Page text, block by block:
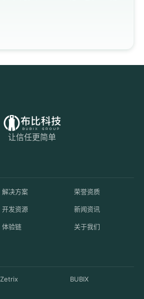
让信任更简单
解决方案
开发资源
体验链
荣誉资质
新闻资讯
关于我们
Zetrix BUBIX